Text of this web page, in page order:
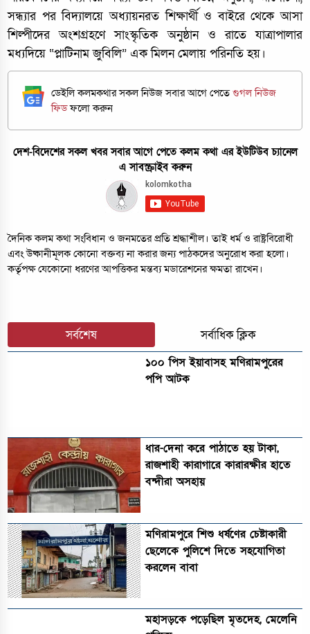
সন্ধ্যার পর বিদ্যালয়ে অধ্যায়নরত শিক্ষার্থী ও বাইরে থেকে আসা
শিল্পীদের অংশগ্রহণে সাংস্কৃতিক অনুষ্ঠান ও রাতে যাত্রাপালার
মধ্যদিয়ে “প্লাটিনাম জুবিলি” এক মিলন মেলায় পরিনতি হয়।
ডেইলি কলমকথার সকল নিউজ সবার আগে পেতেগুগল নিউজ
ফিডফলো করুন
দেশ-বিদেশের সকল খবর সবার আগে পেতে কলম কথা এর ইউটিউব চ্যানেল
এ সাবস্ক্রাইব করুন
দৈনিক কলম কথা সংবিধান ও জনমতের প্রতি শ্রদ্ধাশীল। তাই ধর্ম ও রাষ্ট্রবিরোধী
এবং উষ্কানীমূলক কোনো বক্তব্য না করার জন্য পাঠকদের অনুরোধ করা হলো।
কর্তৃপক্ষ যেকোনো ধরণের আপত্তিকর মন্তব্য মডারেশনের ক্ষমতা রাখেন।
সর্বশেষ সর্বাধিক ক্লিক
১০০ পিস ইয়াবাসহ মণিরামপুরের
পপি আটক
ধার-দেনা করে পাঠাতে হয় টাকা,
রাজশাহী কারাগারে কারারক্ষীর হাতে
বন্দীরা অসহায়
মণিরামপুরে শিশু ধর্ষণের চেষ্টাকারী
ছেলেকে পুলিশে দিতে সহযোগিতা
করলেন বাবা
মহাসড়কে পড়েছিল মৃতদেহ, মেলেনি